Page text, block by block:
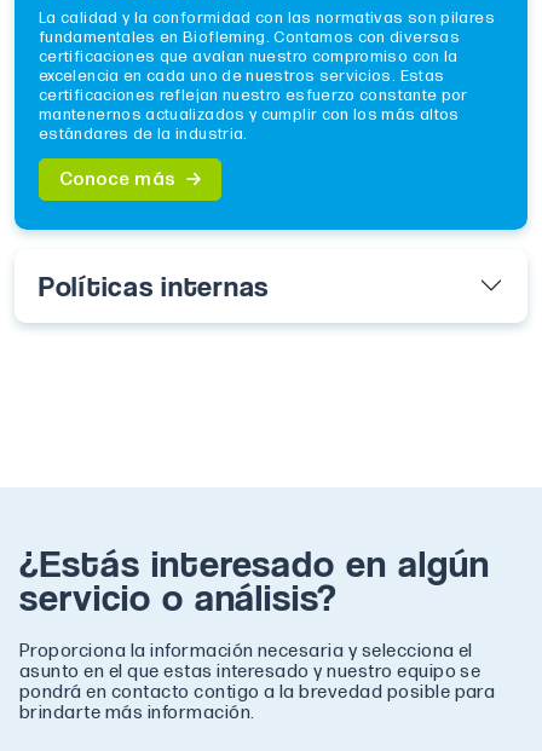
La calidad y la conformidad con las normativas son pilares
fundamentales en Biofleming. Contamos con diversas
certificaciones que avalan nuestro compromiso con la
excelencia en cada uno de nuestros servicios. Estas
certificaciones reflejan nuestro esfuerzo constante por
mantenernos actualizados y cumplir con los más altos
estándares de la industria.
Conoce más
Políticas internas
¿Estás interesado en algún
servicio o análisis?
Proporciona la información necesaria y selecciona el
asunto en el que estas interesado y nuestro equipo se
pondrá en contacto contigo a la brevedad posible para
brindarte más información.